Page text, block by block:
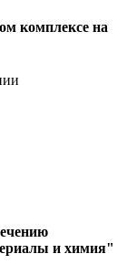
комплексе на
и химия"